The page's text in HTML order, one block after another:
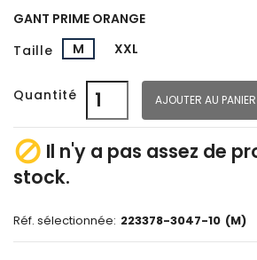
GANT PRIME ORANGE
Taille
M XXL
Quantité AJOUTER AU PANIER
 Il n'y a pas assez de
stock.
Réf. sélectionnée: 223378-3047-10 (M)